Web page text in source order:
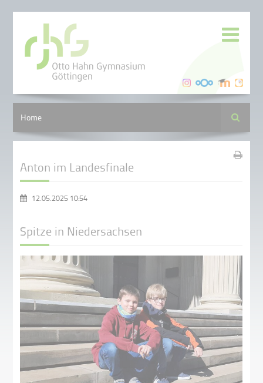
Home Suche
Anton im Landesfinale
12.05.2025 10:54
Spitze in Niedersachsen